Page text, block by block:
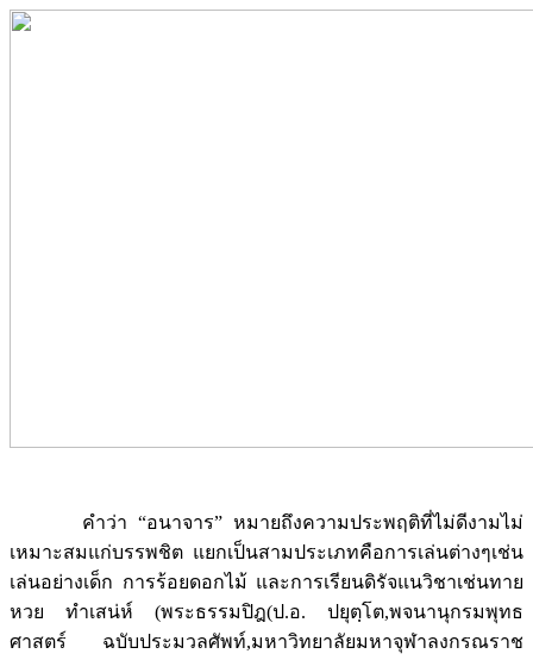
คำว่า “อนาจาร” หมายถึงความประพฤติที่ไม่ดีงามไม่
เหมาะสมแก่บรรพชิต แยกเป็นสามประเภทคือการเล่นต่างๆเช่น
เล่นอย่างเด็ก การร้อยดอกไม้ และการเรียนดิรัจแนวิชาเช่นทาย
หวย ทำเสน่ห์ (พระธรรมปิฎ(ป.อ. ปยุตฺโต,พจนานุกรมพุทธ
ศาสตร์ ฉบับประมวลศัพท์,มหาวิทยาลัยมหาจุฬาลงกรณราช